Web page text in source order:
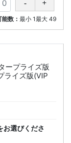
数： 最小 1最大 49
ープライズ版
ライズ版(VIP
お選びくださ